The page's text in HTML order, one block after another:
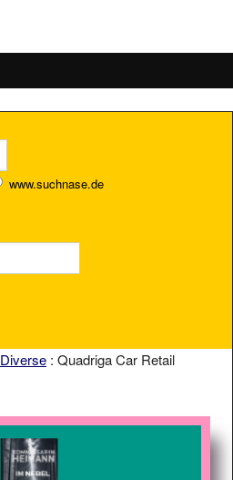
www.suchnase.de
Diverse : Quadriga Car Retail